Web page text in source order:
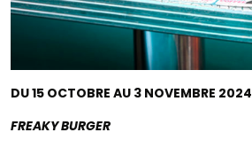
DU 15 OCTOBRE AU 3 NOVEMBRE 2024
FREAKY BURGER